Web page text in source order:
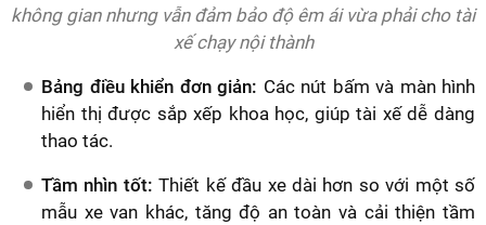
không gian nhưng vẫn đảm bảo độ êm ái vừa phải cho tài
xế chạy nội thành
Bảng điều khiển đơn giản: Các nút bấm và màn hình
hiển thị được sắp xếp khoa học, giúp tài xế dễ dàng
thao tác.
Tầm nhìn tốt: Thiết kế đầu xe dài hơn so với một số
mẫu xe van khác, tăng độ an toàn và cải thiện tầm